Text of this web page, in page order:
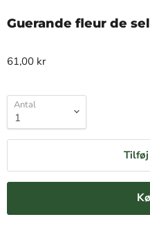
Guerande fleur de
61,00 kr
Antal